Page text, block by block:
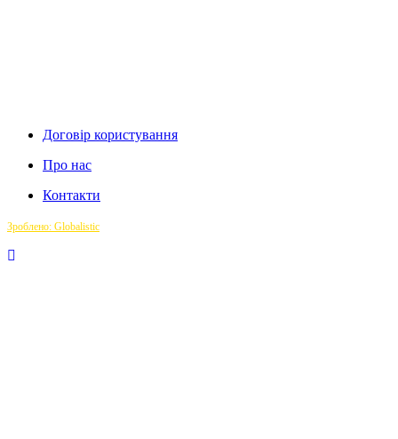
Договір користування
Про нас
Контакти
Зроблено: Globalistic